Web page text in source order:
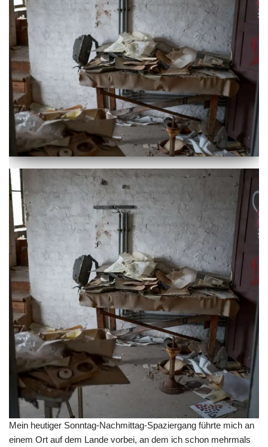
Mein heutiger Sonntag-Nachmittag-Spaziergang führte mich an
einem Ort auf dem Lande vorbei, an dem ich schon mehrmals